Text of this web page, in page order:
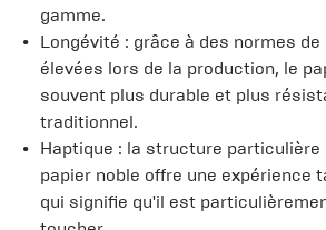
gamme.
Longévité : grâce à des normes
élevées lors de la production, le
souvent plus durable et plus
traditionnel.
Haptique : la structure particulière
papier noble offre une expérience
qui signifie qu'il est